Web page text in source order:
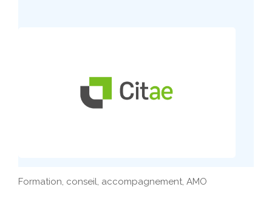
Formation, conseil, accompagnement, AMO